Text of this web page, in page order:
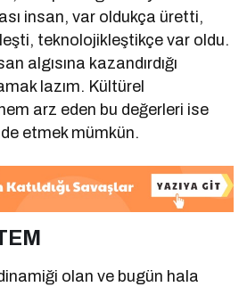
insan, var oldukça üretti,
teknolojikleştikçe var oldu.
algısına kazandırdığı
lazım. Kültürel
arz eden bu değerleri ise
etmek mümkün.
olan ve bugün hala